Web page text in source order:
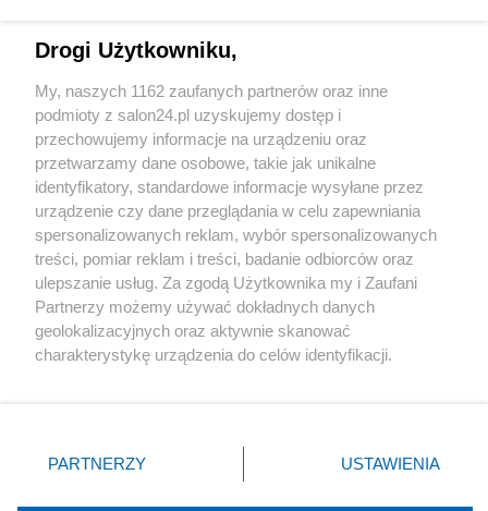
Sport
Społeczeństwo
Kultura
X Facebook Instagram Youtube
Drogi Użytkowniku,
My, naszych 1162 zaufanych partnerów oraz inne
podmioty z salon24.pl uzyskujemy dostęp i
przechowujemy informacje na urządzeniu oraz
przetwarzamy dane osobowe, takie jak unikalne
identyfikatory, standardowe informacje wysyłane przez
urządzenie czy dane przeglądania w celu zapewniania
spersonalizowanych reklam, wybór spersonalizowanych
treści, pomiar reklam i treści, badanie odbiorców oraz
ulepszanie usług. Za zgodą Użytkownika my i Zaufani
Partnerzy możemy używać dokładnych danych
geolokalizacyjnych oraz aktywnie skanować
charakterystykę urządzenia do celów identyfikacji.
zmienić/wycofać klikając przycisk ustawień prywatności
znajdujący się w lewym dolnym rogu strony
rodzaje przetwarzania danych nie wymagają zgody
PARTNERZY USTAWIENIA